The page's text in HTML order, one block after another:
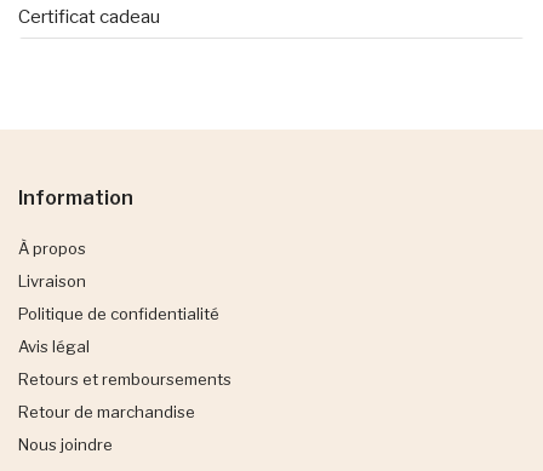
Certificat cadeau
Information
À propos
Livraison
Politique de confidentialité
Avis légal
Retours et remboursements
Retour de marchandise
Nous joindre